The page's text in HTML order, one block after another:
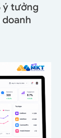
ý tưởng